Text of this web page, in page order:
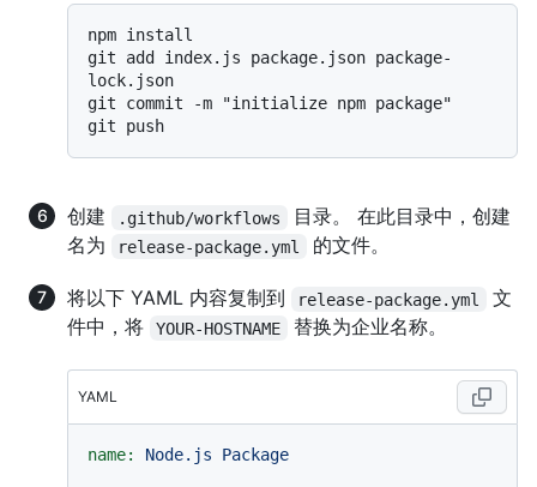
npm install
git add index.js package.json package-
lock.json
git commit -m "initialize npm package"
创建 .github/workflows
目录。 在此目录中，创建
名为
release-package.yml 的文件。
将以下 YAML 内容复制到 release-package.yml
文
件中，将
YOUR-HOSTNAME 替换为企业名称。
YAML
name: Node.js Package